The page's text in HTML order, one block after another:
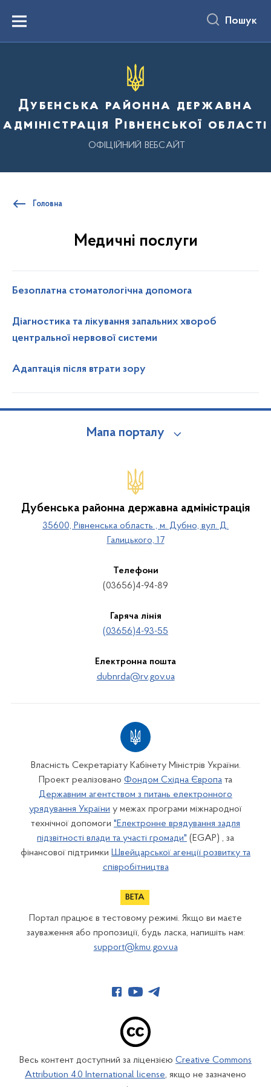
вмістуMenu Пошук
Дубенська районна державна
адміністрація Рівненської області
ОФІЦІЙНИЙ ВЕБСАЙТ
Головна
Медичні послуги
Безоплатна стоматологічна допомога
Діагностика та лікування запальних хвороб
центральної нервової системи
Адаптація після втрати зору
Мапа порталу
Дубенська районна державна адміністрація
35600, Рівненська область , м. Дубно, вул. Д.
Галицького, 17
Телефони
(03656)4-94-89
Гаряча лінія
(03656)4-93-55
Електронна пошта
dubnrda@rv.gov.ua
Власність Секретаріату Кабінету Міністрів України.
Проект реалізовано Фондом Східна Європа та
Державним агентством з питань електронного
урядування України у межах програми міжнародної
технічної допомоги "Електронне врядування задля
підзвітності влади та участі громади" (EGAP) , за
фінансової підтримки Швейцарської агенції розвитку та
співробітництва
Портал працює в тестовому режимі. Якщо ви маєте
зауваження або пропозиції, будь ласка, напишіть нам:
support@kmu.gov.ua
Весь контент доступний за ліцензією Creative Commons
Attribution 4.0 International license, якщо не зазначено